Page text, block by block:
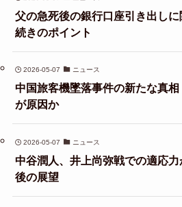
父の急死後の銀行口座引き出し
続きのポイント
2026-05-07 ニュース
中国旅客機墜落事件の新たな真
が原因か
2026-05-07 ニュース
中谷潤人、井上尚弥戦での適応
後の展望